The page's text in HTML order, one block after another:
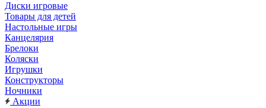
Диски игровые
Товары для детей
Настольные игры
Канцелярия
Брелоки
Коляски
Игрушки
Конструкторы
Ночники
Акции